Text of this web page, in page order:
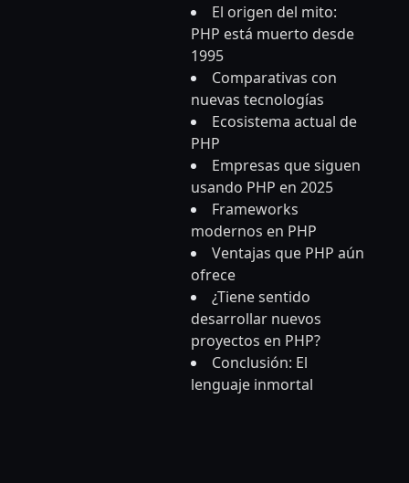
El origen del mito:
PHP está muerto desde
1995
Comparativas con
nuevas tecnologías
Ecosistema actual de
PHP
Empresas que siguen
usando PHP en 2025
Frameworks
modernos en PHP
Ventajas que PHP aún
ofrece
¿Tiene sentido
desarrollar nuevos
proyectos en PHP?
Conclusión: El
lenguaje inmortal